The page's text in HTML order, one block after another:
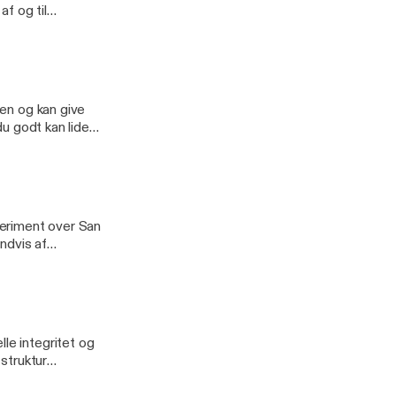
og til
og kan give
godt kan lide
over San
af
døde får, og
integritet og